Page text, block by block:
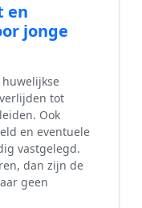
en
jonge
tot
Ook
en eventuele
vastgelegd.
dan zijn de
geen